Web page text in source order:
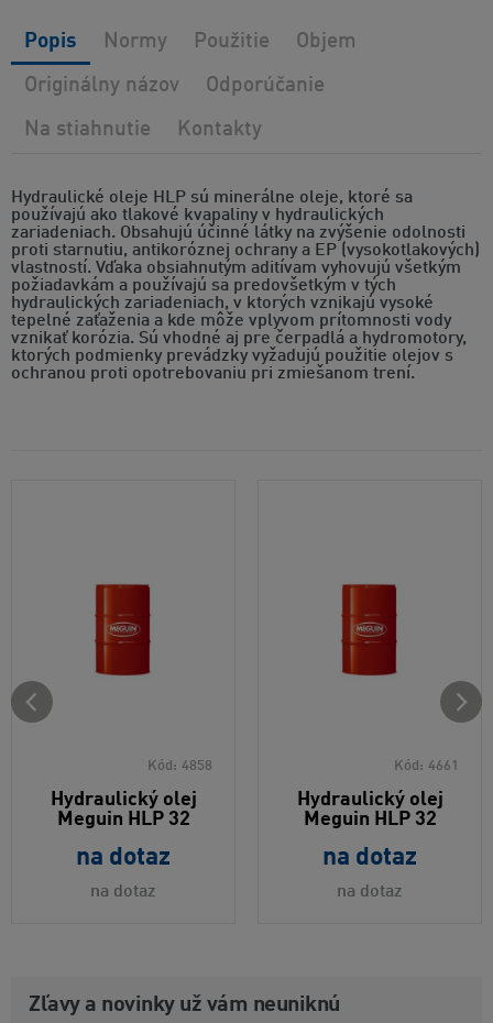
Hydraulické oleje HLP sú minerálne oleje, ktoré sa
používajú ako tlakové kvapaliny v hydraulických
zariadeniach. Obsahujú účinné látky na zvýšenie odolnosti
proti starnutiu, antikoróznej ochrany a EP (vysokotlakových)
vlastností. Vďaka obsiahnutým aditívam vyhovujú všetkým
požiadavkám a používajú sa predovšetkým v tých
hydraulických zariadeniach, v ktorých vznikajú vysoké
tepelné zaťaženia a kde môže vplyvom prítomnosti vody
vznikať korózia. Sú vhodné aj pre čerpadlá a hydromotory,
ktorých podmienky prevádzky vyžadujú použitie olejov s
ochranou proti opotrebovaniu pri zmiešanom trení.
Popis Normy Použitie Objem
Originálny názov Odporúčanie
Na stiahnutie Kontakty
Kód: 4858
Hydraulický olej
Meguin HLP 32
na dotaz
na dotaz
Kód: 4661
Hydraulický olej
Meguin HLP 32
na dotaz
na dotaz
Zľavy a novinky už vám neuniknú